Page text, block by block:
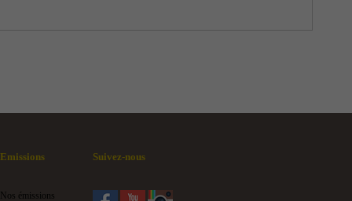
Emissions Suivez-nous
Nos émissions